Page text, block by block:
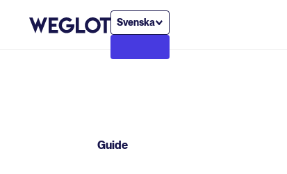
Svenska
Guide